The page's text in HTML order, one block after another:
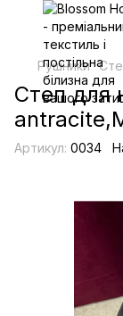
Рушники
Степ для
Артикул: 0034